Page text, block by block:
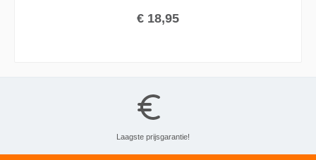
€ 18,95
Laagste prijsgarantie!